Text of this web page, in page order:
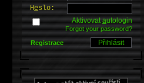
Heslo:
Aktivovatautologin
Forgot your password?
Registrace